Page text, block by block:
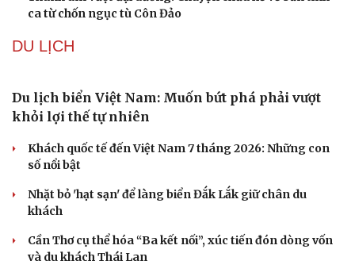
lòng phố cổ
phát triển du lịch cộng đồng
Ba phim Việt cùng “đổ bộ” phòng vé tháng 8, đối đầu
Thanh âm vượt đại dương: Chuyện chưa kể về bản tình
DU LỊCH